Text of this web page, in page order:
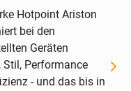
Hotpoint Ariston
bei den
Geräten
Stil, Performance
- und das bis in